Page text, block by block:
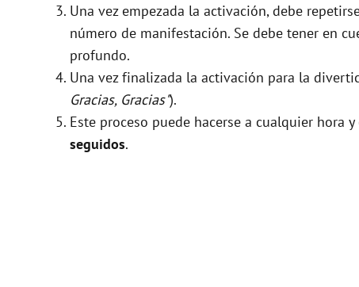
Una vez empezada la activación, debe
número de manifestación. Se debe tener en
profundo.
Una vez finalizada la activación para la
Gracias, Gracias").
Este proceso puede hacerse a cualquier hora
seguidos.